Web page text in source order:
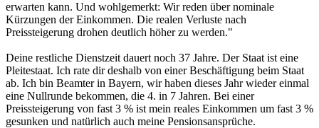
erwarten kann. Und wohlgemerkt: Wir reden über nominale
Kürzungen der Einkommen. Die realen Verluste nach
Preissteigerung drohen deutlich höher zu werden."
Deine restliche Dienstzeit dauert noch 37 Jahre. Der Staat ist eine
Pleitestaat. Ich rate dir deshalb von einer Beschäftigung beim Staat
ab. Ich bin Beamter in Bayern, wir haben dieses Jahr wieder einmal
eine Nullrunde bekommen, die 4. in 7 Jahren. Bei einer
Preissteigerung von fast 3 % ist mein reales Einkommen um fast 3 %
gesunken und natürlich auch meine Pensionsansprüche.